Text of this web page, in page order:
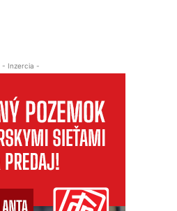
- Inzercia -